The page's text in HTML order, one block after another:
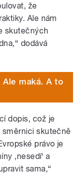
že
Ale nám
skutečných
dodává
Ale maká. A to
dopis, což je
skutečně
právo je
,nesedí‘ a
sama,“